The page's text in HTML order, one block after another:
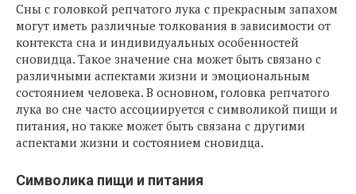
Сны с головкой репчатого лука с прекрасным запахом
могут иметь различные толкования в зависимости от
контекста сна и индивидуальных особенностей
сновидца. Такое значение сна может быть связано с
различными аспектами жизни и эмоциональным
состоянием человека. В основном, головка репчатого
лука во сне часто ассоциируется с символикой пищи и
питания, но также может быть связана с другими
аспектами жизни и состоянием сновидца.
Символика пищи и питания